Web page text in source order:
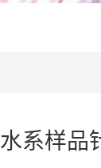
水系样品